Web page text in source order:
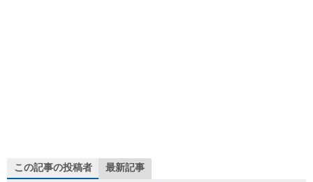
この記事の投稿者 最新記事